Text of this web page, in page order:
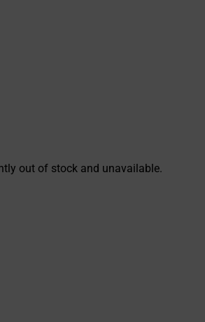
out of stock and unavailable.